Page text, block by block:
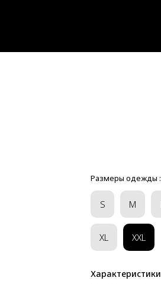
Размеры одежды :
S M
XL XXL
Характеристики